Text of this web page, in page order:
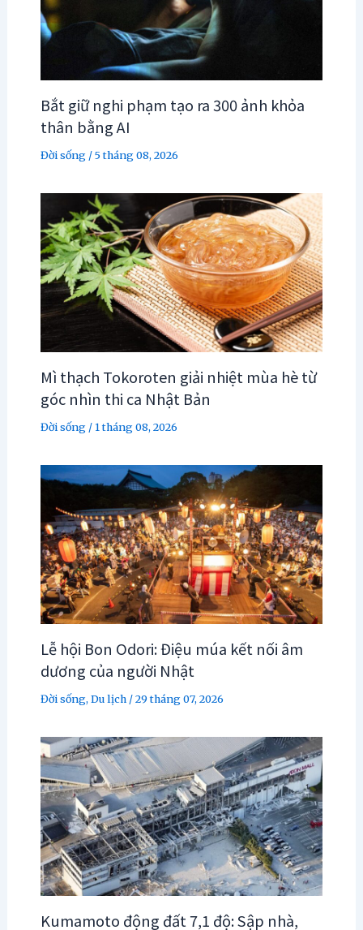
Bắt giữ nghi phạm tạo ra 300 ảnh khỏa
thân bằng AI
Đời sống/5 tháng 08, 2026
Mì thạch Tokoroten giải nhiệt mùa hè từ
góc nhìn thi ca Nhật Bản
Đời sống/1 tháng 08, 2026
Lễ hội Bon Odori: Điệu múa kết nối âm
dương của người Nhật
Đời sống, Du lịch/29 tháng 07, 2026
Kumamoto động đất 7,1 độ: Sập nhà,